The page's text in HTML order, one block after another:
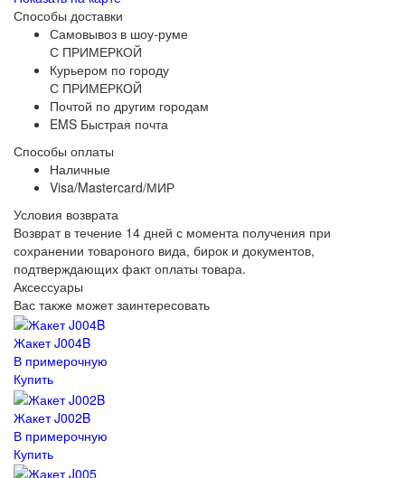
Способы доставки
Самовывоз в шоу-руме
С ПРИМЕРКОЙ
Курьером по городу
С ПРИМЕРКОЙ
Почтой по другим городам
EMS Быстрая почта
Способы оплаты
Наличные
Visa/Mastercard/МИР
Условия возврата
Возврат в течение 14 дней с момента получения при
сохранении товароного вида, бирок и документов,
подтверждающих факт оплаты товара.
Аксессуары
Вас также может заинтересовать
Жакет J004B
В примерочную
Купить
Жакет J002B
В примерочную
Купить